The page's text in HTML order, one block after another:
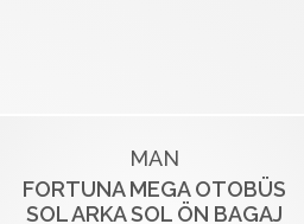
MAN
FORTUNA MEGA OTOBÜS
SOL ARKA SOL ÖN BAGAJ